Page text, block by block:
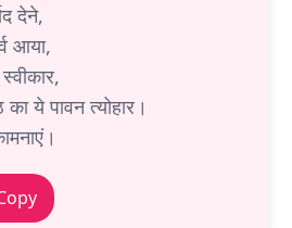
देने,
आया,
ये पावन त्योहार।